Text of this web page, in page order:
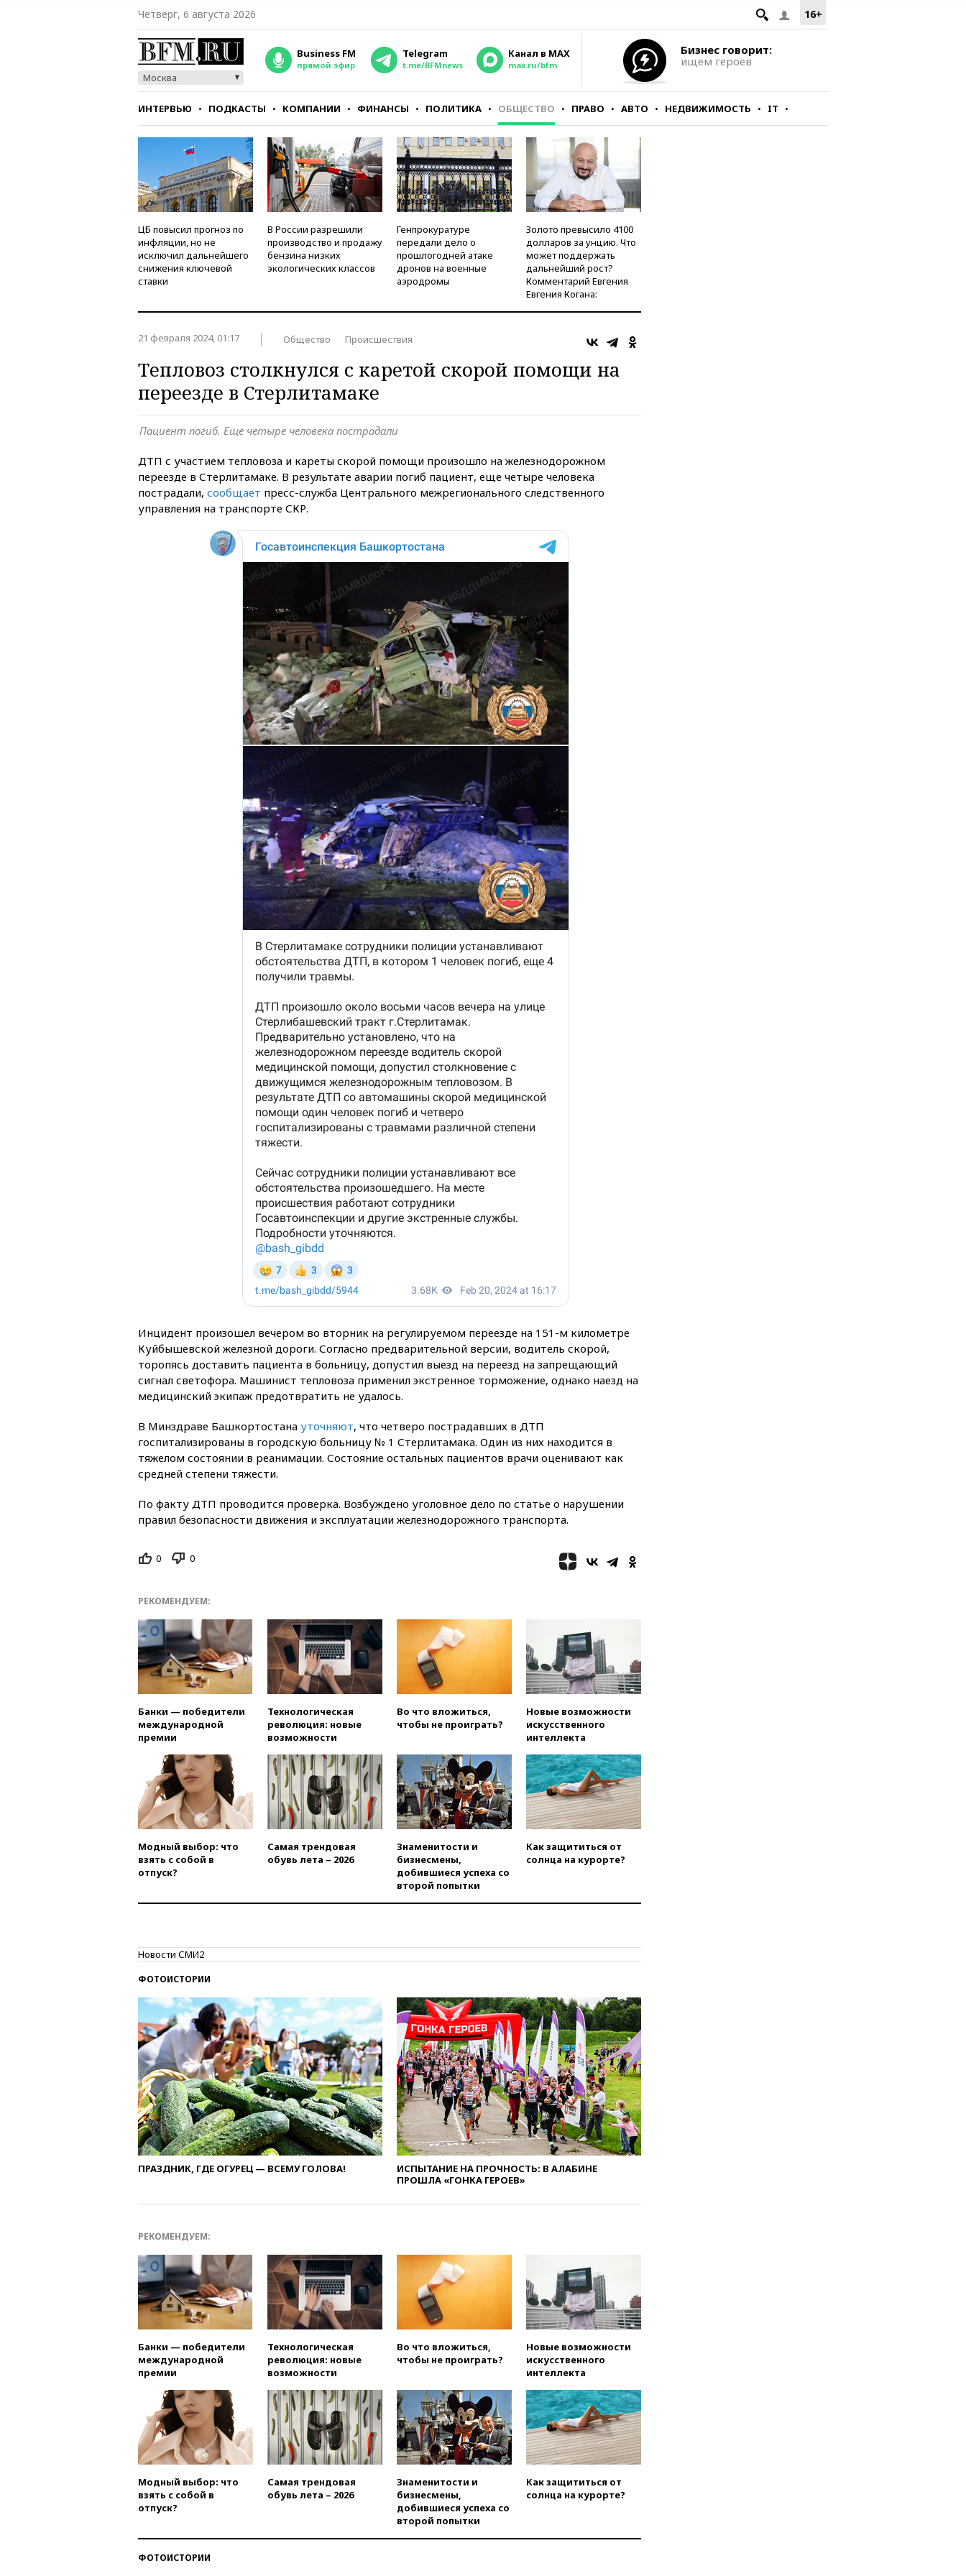
16+
Четверг, 6 августа 2026
Москва
Business FM
прямой эфир
Telegram
t.me/BFMnews
Канал в MAX
max.ru/bfm
Бизнес говорит:
ищем героев
ИНТЕРВЬЮ ПОДКАСТЫ КОМПАНИИ ФИНАНСЫ ПОЛИТИКА ОБЩЕСТВО ПРАВО АВТО НЕДВИЖИМОСТЬ IT
СТИЛЬ ТЕСТЫ
ЦБ повысил прогноз по
инфляции, но не
исключил дальнейшего
снижения ключевой
ставки
В России разрешили
производство и продажу
бензина низких
экологических классов
Генпрокуратуре
передали дело о
прошлогодней атаке
дронов на военные
аэродромы
Золото превысило 4100
долларов за унцию. Что
может поддержать
дальнейший рост?
Комментарий Евгения
Евгения Когана:
21 февраля 2024, 01:17 Общество Происшествия
Тепловоз столкнулся с каретой скорой помощи на
переезде в Стерлитамаке
Пациент погиб. Еще четыре человека пострадали
ДТП с участием тепловоза и кареты скорой помощи произошло на железнодорожном
переезде в Стерлитамаке. В результате аварии погиб пациент, еще четыре человека
пострадали, сообщает пресс-служба Центрального межрегионального следственного
управления на транспорте СКР.
Инцидент произошел вечером во вторник на регулируемом переезде на 151-м километре
Куйбышевской железной дороги. Согласно предварительной версии, водитель скорой,
торопясь доставить пациента в больницу, допустил выезд на переезд на запрещающий
сигнал светофора. Машинист тепловоза применил экстренное торможение, однако наезд на
медицинский экипаж предотвратить не удалось.
В Минздраве Башкортостана уточняют, что четверо пострадавших в ДТП
госпитализированы в городскую больницу № 1 Стерлитамака. Один из них находится в
тяжелом состоянии в реанимации. Состояние остальных пациентов врачи оценивают как
средней степени тяжести.
По факту ДТП проводится проверка. Возбуждено уголовное дело по статье о нарушении
правил безопасности движения и эксплуатации железнодорожного транспорта.
0 0
РЕКОМЕНДУЕМ:
Банки — победители
международной
премии
Технологическая
революция: новые
возможности
Во что вложиться,
чтобы не проиграть?
Новые возможности
искусственного
интеллекта
Модный выбор: что
взять с собой в
отпуск?
Самая трендовая
обувь лета – 2026
Знаменитости и
бизнесмены,
добившиеся успеха со
второй попытки
Как защититься от
солнца на курорте?
Новости СМИ2
ФОТОИСТОРИИ
ПРАЗДНИК, ГДЕ ОГУРЕЦ — ВСЕМУ ГОЛОВА!
ИСПЫТАНИЕ НА ПРОЧНОСТЬ: В АЛАБИНЕ
ПРОШЛА «ГОНКА ГЕРОЕВ»
РЕКОМЕНДУЕМ:
Банки — победители
международной
премии
Технологическая
революция: новые
возможности
Во что вложиться,
чтобы не проиграть?
Новые возможности
искусственного
интеллекта
Модный выбор: что
взять с собой в
отпуск?
Самая трендовая
обувь лета – 2026
Знаменитости и
бизнесмены,
добившиеся успеха со
второй попытки
Как защититься от
солнца на курорте?
ФОТОИСТОРИИ